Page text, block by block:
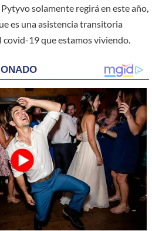
solamente regirá en este año,
es una asistencia transitoria
covid-19 que estamos viviendo.